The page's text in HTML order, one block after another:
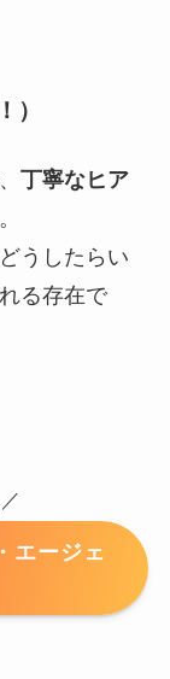
）
丁寧なヒア
うしたらい
る存在で
エージェ